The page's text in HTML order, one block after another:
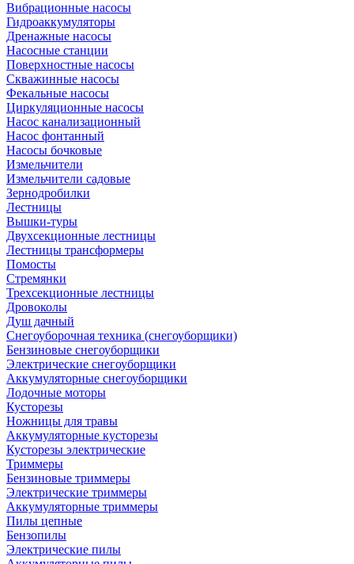
Вибрационные насосы
Гидроаккумуляторы
Дренажные насосы
Насосные станции
Поверхностные насосы
Скважинные насосы
Фекальные насосы
Циркуляционные насосы
Насос канализационный
Насос фонтанный
Насосы бочковые
Измельчители
Измельчители садовые
Зернодробилки
Лестницы
Вышки-туры
Двухсекционные лестницы
Лестницы трансформеры
Помосты
Стремянки
Трехсекционные лестницы
Дровоколы
Душ дачный
Снегоуборочная техника (снегоуборщики)
Бензиновые снегоуборщики
Электрические снегоуборщики
Аккумуляторные снегоуборщики
Лодочные моторы
Кусторезы
Ножницы для травы
Аккумуляторные кусторезы
Кусторезы электрические
Триммеры
Бензиновые триммеры
Электрические триммеры
Аккумуляторные триммеры
Пилы цепные
Бензопилы
Электрические пилы